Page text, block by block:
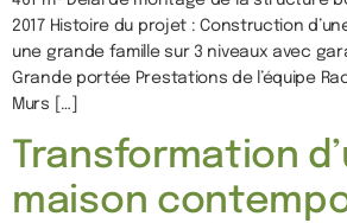
2017 Histoire du projet : Construction
une grande famille sur 3 niveaux avec
Grande portée Prestations de l’équipe
Murs […]
Transformation
maison